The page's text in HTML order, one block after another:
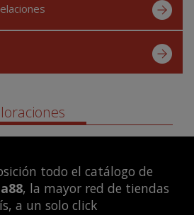
todo el catálogo de
, la mayor red de tiendas
a un solo click